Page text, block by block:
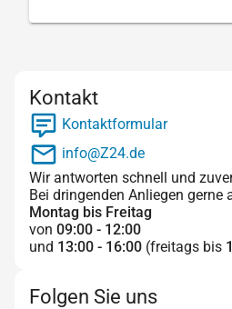
Kontakt
Kontaktformular
info@Z24.de
Wir antworten schnell und
Bei dringenden Anliegen
Montag bis Freitag
von 09:00 - 12:00
und 13:00 - 16:00 (freitags bis
Folgen Sie uns